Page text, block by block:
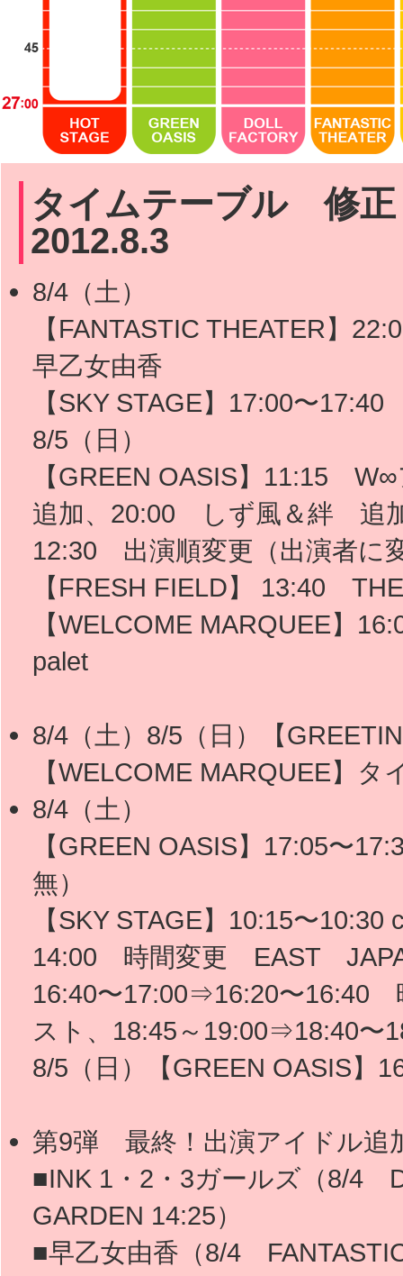
タイムテーブル 修
2012.8.3
8/4（土）
【FANTASTIC THEATER】
早乙女由香
【SKY STAGE】17:00〜
8/5（日）
【GREEN OASIS】11:15
追加、20:00 しず風＆絆 追加
12:30 出演順変更（出演者に
【FRESH FIELD】 13:40
【WELCOME MARQUEE】
palet
8/4（土）8/5（日）【
【WELCOME MARQUEE】
8/4（土）
【GREEN OASIS】17:05〜
無）
【SKY STAGE】10:15〜
14:00 時間変更 EAST
16:40〜17:00⇒16:20〜16:40
スト、18:45～19:00⇒18:40
8/5（日）【GREEN OASIS
第9弾 最終！出演アイドル追
■INK 1・2・3ガールズ（8/4
GARDEN 14:25）
■早乙女由香（8/4